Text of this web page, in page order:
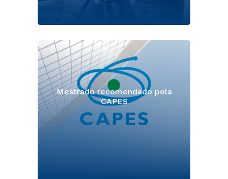
Mestrado recomendado pela
CAPES